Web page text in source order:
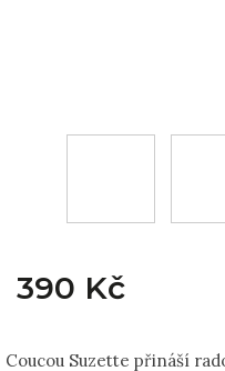
390 Kč
Coucou Suzette přináší